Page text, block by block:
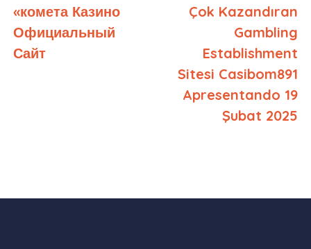
«комета Казино
Официальный
Сайт
Çok Kazandıran
Gambling
Establishment
Sitesi Casibom891
Apresentando 19
Şubat 2025